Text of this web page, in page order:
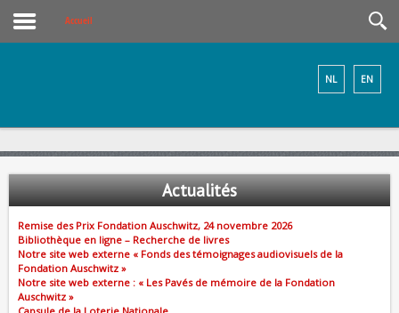
Accueil
EN
NL
Actualités
Remise des Prix Fondation Auschwitz, 24 novembre 2026
Bibliothèque en ligne – Recherche de livres
Notre site web externe « Fonds des témoignages audiovisuels de la
Fondation Auschwitz »
Notre site web externe : « Les Pavés de mémoire de la Fondation
Auschwitz »